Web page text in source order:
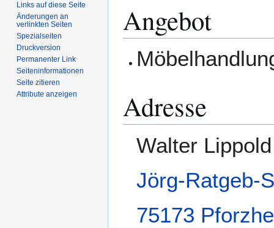
Angebot
Adresse
Walter Lippold
Jörg-Ratgeb-
75173
Links auf diese Seite
Änderungen an
verlinkten Seiten
Spezialseiten
Druckversion
Permanenter Link
Seiten­­informationen
Seite zitieren
Attribute anzeigen